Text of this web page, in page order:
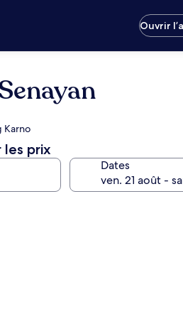
Ouvrir
Karno
les prix
Dates